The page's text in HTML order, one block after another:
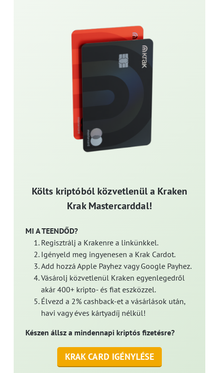
Költs kriptóból közvetlenül a Kraken
Krak Mastercarddal!
MI A TEENDŐD?
Regisztrálj a Krakenre a linkünkkel.
Igényeld meg ingyenesen a Krak Cardot.
Add hozzá Apple Payhez vagy Google Payhez.
Vásárolj közvetlenül Kraken egyenlegedről
akár 400+ kripto- és fiat eszközzel.
Élvezd a 2% cashback-et a vásárlások után,
havi vagy éves kártyadíj nélkül!
Készen állsz a mindennapi kriptós fizetésre?
KRAK CARD IGÉNYLÉSE